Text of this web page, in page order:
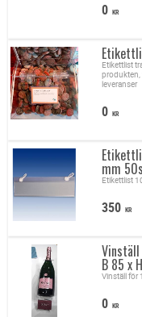
0 KR
Etikettlist
produkten,
leveranser
0 KR
mm
Etikettlist
350 KR
B 85 x
Vinställ för
0 KR